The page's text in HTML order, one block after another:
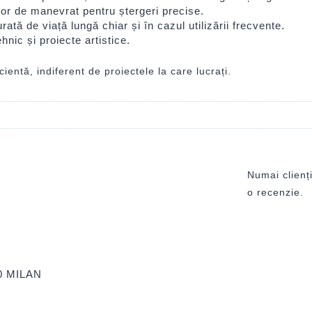
de manevrat pentru ștergeri precise.
de viață lungă chiar și în cazul utilizării frecvente.
și proiecte artistice.
indiferent de proiectele la care lucrați.
Numai
o recenzie.